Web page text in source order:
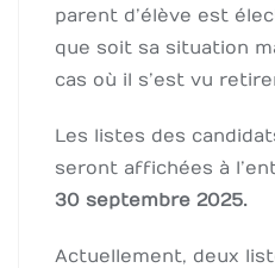
parent d’élève est
que soit sa situation
cas où il s’est vu
Les listes des
seront affichées à
30 septembre 2025.
Actuellement, deux